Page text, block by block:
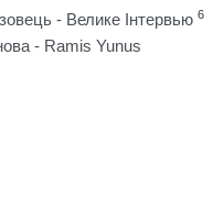
- Велике Інтервью 6
- Ramis Yunus